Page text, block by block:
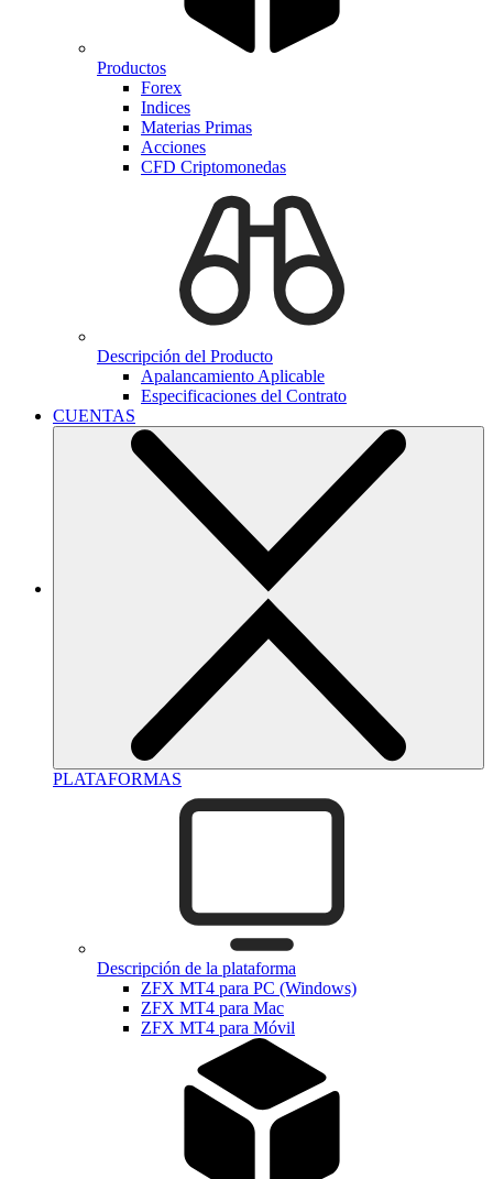
Productos
Forex
Indices
Materias Primas
Acciones
CFD Criptomonedas
Descripción del Producto
Apalancamiento Aplicable
Especificaciones del Contrato
CUENTAS
PLATAFORMAS
Descripción de la plataforma
ZFX MT4 para PC (Windows)
ZFX MT4 para Mac
ZFX MT4 para Móvil